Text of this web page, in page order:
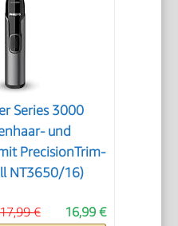
Series 3000
und
PrecisionTrim-
NT3650/16)
16,99 €
€